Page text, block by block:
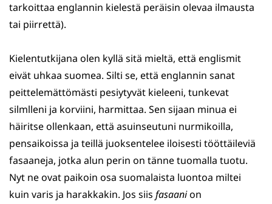
tarkoittaa englannin kielestä peräisin olevaa ilmausta
tai piirrettä).
Kielentutkijana olen kyllä sitä mieltä, että englismit
eivät uhkaa suomea. Silti se, että englannin sanat
peittelemättömästi pesiytyvät kieleeni, tunkevat
silmlleni ja korviini, harmittaa. Sen sijaan minua ei
häiritse ollenkaan, että asuinseutuni nurmikoilla,
pensaikoissa ja teillä juoksentelee iloisesti tööttäileviä
fasaaneja, jotka alun perin on tänne tuomalla tuotu.
Nyt ne ovat paikoin osa suomalaista luontoa miltei
kuin varis ja harakkakin. Jos siis fasaanion